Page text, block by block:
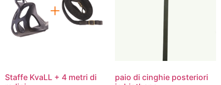
nella
pagina
del
Staffe KvaLL + 4 metri di
paio di cinghie posteriori